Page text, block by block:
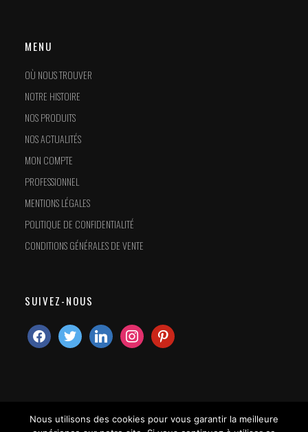
MENU
OÙ NOUS TROUVER
NOTRE HISTOIRE
NOS PRODUITS
NOS ACTUALITÉS
MON COMPTE
PROFESSIONNEL
MENTIONS LÉGALES
POLITIQUE DE CONFIDENTIALITÉ
CONDITIONS GÉNÉRALES DE VENTE
SUIVEZ-NOUS
Nous utilisons des cookies pour vous garantir la meilleure